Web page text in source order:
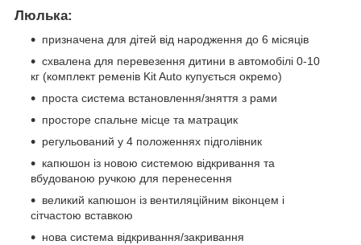
Люлька:
призначена для дітей від народження до 6 місяців
схвалена для перевезення дитини в автомобілі 0-10
кг (комплект ременів Kit Auto купується окремо)
проста система встановлення/зняття з рами
просторе спальне місце та матрацик
регульований у 4 положеннях підголівник
капюшон із новою системою відкривання та
вбудованою ручкою для перенесення
великий капюшон із вентиляційним віконцем і
сітчастою вставкою
нова система відкривання/закривання